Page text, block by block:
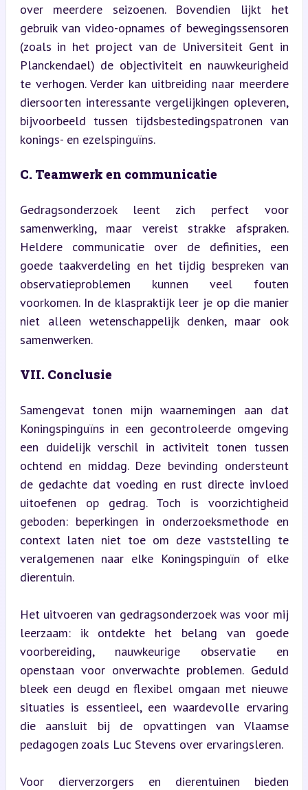
over meerdere seizoenen. Bovendien lijkt het
gebruik van video-opnames of bewegingssensoren
(zoals in het project van de Universiteit Gent in
Planckendael) de objectiviteit en nauwkeurigheid
te verhogen. Verder kan uitbreiding naar meerdere
diersoorten interessante vergelijkingen opleveren,
bijvoorbeeld tussen tijdsbestedingspatronen van
konings- en ezelspinguïns.
C. Teamwerk en communicatie
Gedragsonderzoek leent zich perfect voor
samenwerking, maar vereist strakke afspraken.
Heldere communicatie over de definities, een
goede taakverdeling en het tijdig bespreken van
observatieproblemen kunnen veel fouten
voorkomen. In de klaspraktijk leer je op die manier
niet alleen wetenschappelijk denken, maar ook
samenwerken.
VII. Conclusie
Samengevat tonen mijn waarnemingen aan dat
Koningspinguïns in een gecontroleerde omgeving
een duidelijk verschil in activiteit tonen tussen
ochtend en middag. Deze bevinding ondersteunt
de gedachte dat voeding en rust directe invloed
uitoefenen op gedrag. Toch is voorzichtigheid
geboden: beperkingen in onderzoeksmethode en
context laten niet toe om deze vaststelling te
veralgemenen naar elke Koningspinguïn of elke
dierentuin.
Het uitvoeren van gedragsonderzoek was voor mij
leerzaam: ik ontdekte het belang van goede
voorbereiding, nauwkeurige observatie en
openstaan voor onverwachte problemen. Geduld
bleek een deugd en flexibel omgaan met nieuwe
situaties is essentieel, een waardevolle ervaring
die aansluit bij de opvattingen van Vlaamse
pedagogen zoals Luc Stevens over ervaringsleren.
Voor dierverzorgers en dierentuinen bieden